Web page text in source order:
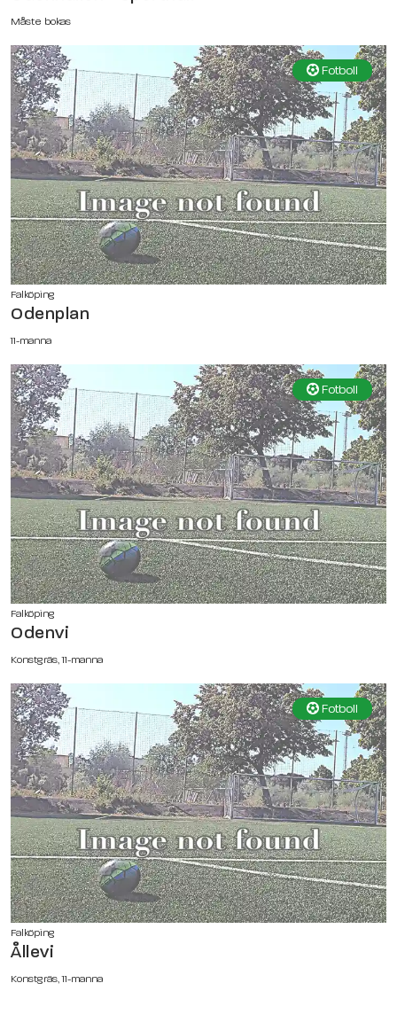
Måste bokas
Fotboll
Falköping
Odenplan
11-manna
Fotboll
Falköping
Odenvi
Konstgräs, 11-manna
Fotboll
Falköping
Ållevi
Konstgräs, 11-manna